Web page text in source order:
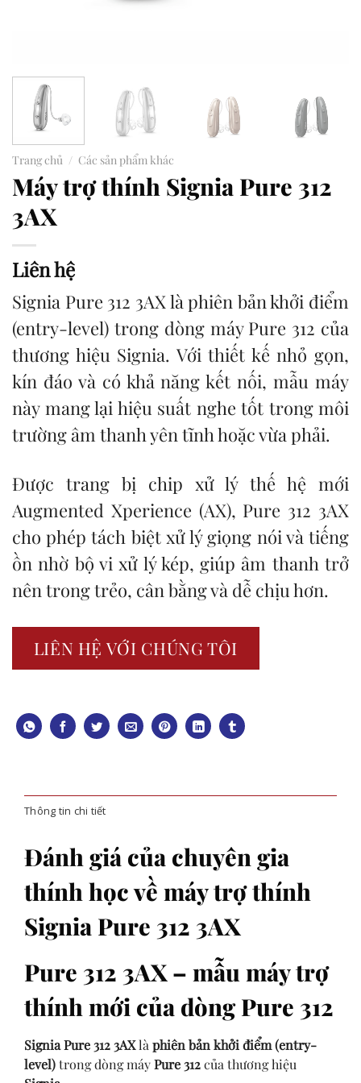
Trang chủ / Các sản phẩm khác
Máy trợ thính Signia Pure 312
3AX
Liên hệ
Signia Pure 312 3AX là phiên bản khởi điểm
(entry-level) trong dòng máy Pure 312 của
thương hiệu Signia. Với thiết kế nhỏ gọn,
kín đáo và có khả năng kết nối, mẫu máy
này mang lại hiệu suất nghe tốt trong môi
trường âm thanh yên tĩnh hoặc vừa phải.
Được trang bị chip xử lý thế hệ mới
Augmented Xperience (AX), Pure 312 3AX
cho phép tách biệt xử lý giọng nói và tiếng
ồn nhờ bộ vi xử lý kép, giúp âm thanh trở
nên trong trẻo, cân bằng và dễ chịu hơn.
LIÊN HỆ VỚI CHÚNG TÔI
Thông tin chi tiết
Đánh giá của chuyên gia
thính học về máy trợ thính
Signia Pure 312 3AX
Pure 312 3AX – mẫu máy trợ
thính mới của dòng Pure 312
Signia Pure 312 3AXlàphiên bản khởi điểm (entry-
level)trong dòng máyPure 312của thương hiệu